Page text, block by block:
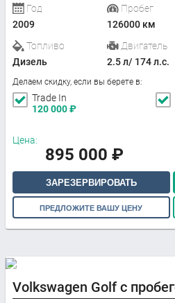
Год
2009
Пробег
126000 км
Топливо
Дизель
Двигатель
2.5 л/ 174 л.с.
Делаем скидку, если вы берете в:
Trade In
120 000₽
Цена:
895 000 ₽
ЗАРЕЗЕРВИРОВАТЬ
ПРЕДЛОЖИТЕ ВАШУ ЦЕНУ
Volkswagen Golf с